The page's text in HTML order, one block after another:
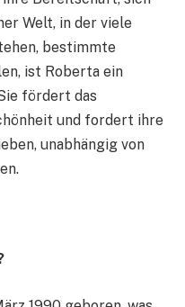
Welt, in der viele
bestimmte
ist Roberta ein
fördert das
und fordert ihre
unabhängig von